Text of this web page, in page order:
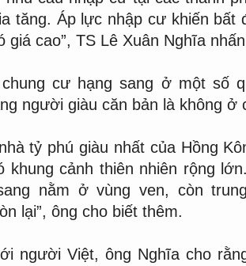
tăng. Áp lực nhập cư khiến bất
giá cao”, TS Lê Xuân Nghĩa
cư hạng sang ở một số
người giàu căn bản là không ở
tỷ phú giàu nhất của Hồng
khung cảnh thiên nhiên rộng
nằm ở vùng ven, còn
lại”, ông cho biết thêm.
người Việt, ông Nghĩa cho